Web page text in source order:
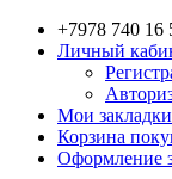
+7978 740 16
Личный
Мои
Корзина
Оформление